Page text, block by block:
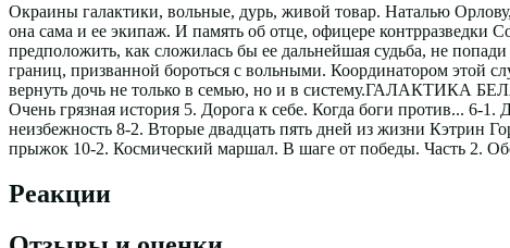
Окраины галактики, вольные, дурь, живой товар. Наталью
она сама и ее экипаж. И память об отце, офицере
предположить, как сложилась бы ее дальнейшая судьба, не
границ, призванной бороться с вольными. Координатором этой
вернуть дочь не только в семью, но и в систему.ГАЛАКТИКА
Очень грязная история 5. Дорога к себе. Когда боги против... 6-
неизбежность 8-2. Вторые двадцать пять дней из жизни Кэтрин
прыжок 10-2. Космический маршал. В шаге от победы. Часть 2.
Реакции